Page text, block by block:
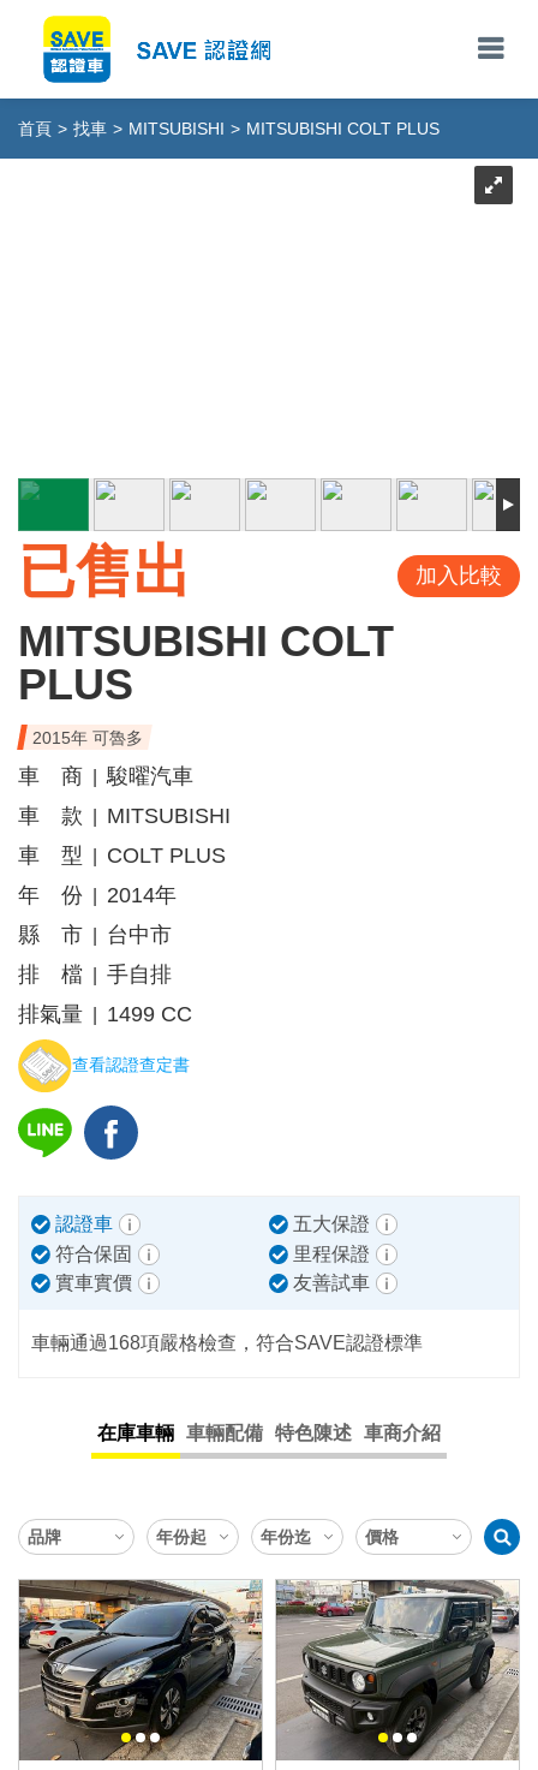
首頁 > 找車 > MITSUBISHI > MITSUBISHI COLT PLUS
已售出 加入比較
MITSUBISHI COLT
PLUS
2015年 可魯多
車 商
駿曜汽車
車 款
MITSUBISHI
車 型
COLT PLUS
年 份
2014年
縣 市
台中市
排 檔
手自排
排氣量
1499 CC
查看認證查定書
認證車
五大保證
符合保固
里程保證
實車實價
友善試車
車輛通過168項嚴格檢查，符合SAVE認證標準
在庫車輛 車輛配備 特色陳述 車商介紹